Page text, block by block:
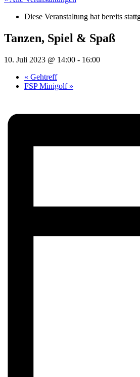
Diese Veranstaltung hat bereits
Tanzen, Spiel & Spaß
10. Juli 2023 @ 14:00 - 16:00
« Gehtreff
FSP Minigolf »